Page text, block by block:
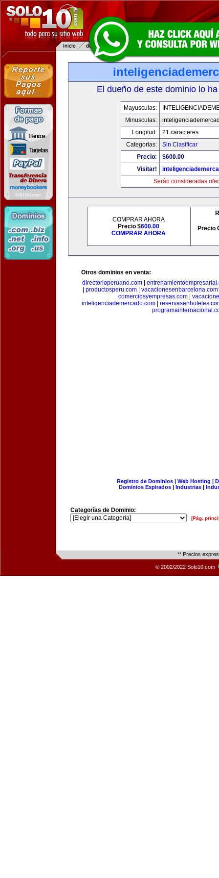
El dueño de este dominio lo
Mayusculas:
Minusculas:
Longitud:
21 caracteres
Categorias:
Sin Clasificar
Precio:
$600.00
Visitar!
Serán consideradas
COMPRAR AHORA
Precio $600.00
COMPRAR AHORA
Precio
Otros dominios en venta:
directorioperuano.com
productosperu.com| vacacionesenbarcelona.com
comerciosyempresas.com|
inteligenciademercado.com|
Registro de Dominios| Web Hosting |
Dominios Expirados | Industrias |
Categorías de Dominio:
[Pág.
** Precios
© 2002/2022 Solo10.com